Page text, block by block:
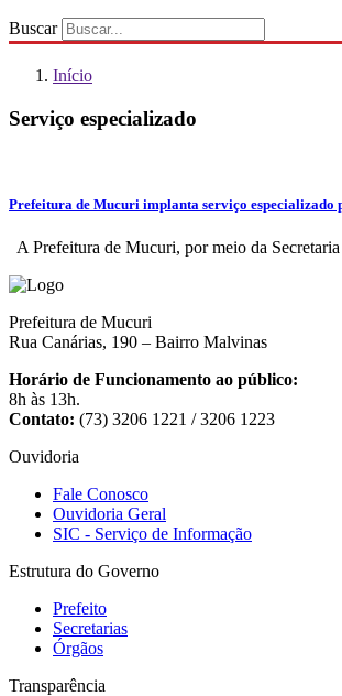
Buscar
Início
Serviço especializado
Prefeitura de Mucuri implanta serviço especializado
A Prefeitura de Mucuri, por meio da
Prefeitura de Mucuri
Rua Canárias, 190 – Bairro Malvinas
Horário de Funcionamento ao público:
8h às 13h.
Contato: (73) 3206 1221 / 3206 1223
Ouvidoria
Fale Conosco
Ouvidoria Geral
SIC - Serviço de Informação
Estrutura do Governo
Prefeito
Secretarias
Órgãos
Transparência